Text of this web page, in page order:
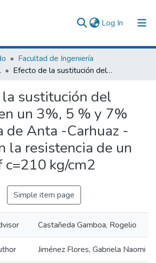
Log In (current)
Facultad de Ingeniería
Efecto de la sustitución del cemento en un 3%, 5 % y 7% por arcilla de Anta -Carhuaz - Ancash en la resistencia de un concreto f c=210 kg/cm2
la sustitución del
un 3%, 5 % y 7%
de Anta -Carhuaz -
la resistencia de un
c=210 kg/cm2
Simple item page
Castañeda Gamboa, Rogelio
Jiménez Flores, Gabriela Naomi